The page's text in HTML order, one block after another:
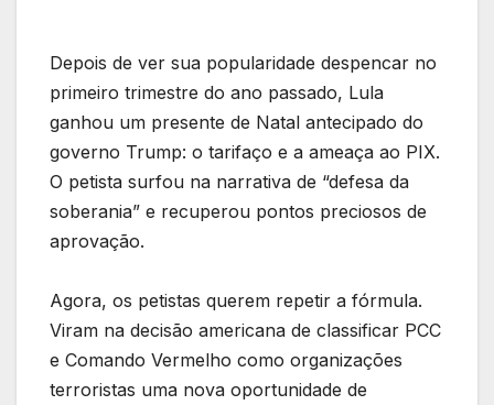
Depois de ver sua popularidade despencar no
primeiro trimestre do ano passado, Lula
ganhou um presente de Natal antecipado do
governo Trump: o tarifaço e a ameaça ao PIX.
O petista surfou na narrativa de “defesa da
soberania” e recuperou pontos preciosos de
aprovação.
Agora, os petistas querem repetir a fórmula.
Viram na decisão americana de classificar PCC
e Comando Vermelho como organizações
terroristas uma nova oportunidade de